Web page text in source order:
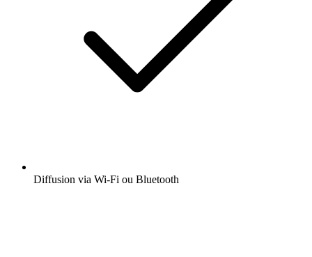
Diffusion via Wi-Fi ou Bluetooth